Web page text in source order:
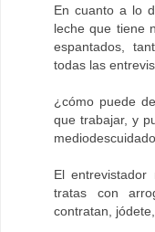
En cuanto a lo
leche que tiene
espantados,
todas las
¿cómo puede
que trabajar, y
El
tratas con
contratan,